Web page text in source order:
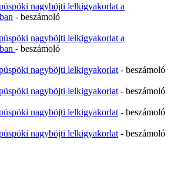
nagyböjti lelkigyakorlat a
- beszámoló
nagyböjti lelkigyakorlat a
- beszámoló
nagyböjti lelkigyakorlat - beszámoló
nagyböjti lelkigyakorlat - beszámoló
nagyböjti lelkigyakorlat - beszámoló
nagyböjti lelkigyakorlat - beszámoló